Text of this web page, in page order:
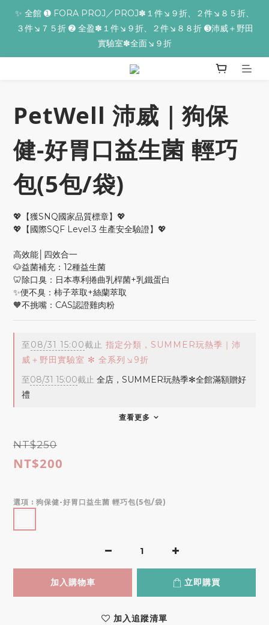
✨全館滿額贈 ➊滿９９９贈▸海葡萄蘆薈補水面膜 ➋滿１９９９贈▸
零油光UV防曬乳 ➌滿３２９９贈▸保濕亮顏卸妝膏
✨ 全館 ➊ FORA PROJ／PROJ✽１件↘９折、２件↘８５折、
３件↘７５折 ➋ 全盈✽１件↘９折、２件↘８８折 ➌沛威＋野田
實驗室✽全面↘９折
📢【反詐騙聲明】iseecare不會要求客戶提供銀行資料，或是操作
零油光UV防曬乳 ➌滿３２９９贈▸保濕亮顏卸妝膏
PetWell 沛威｜狗保
健-好胃口益生菌 輕巧
包(5包/袋)
💖【獲SNQ國家品質標章】💖
💖【國際SQF Level.3 生產安全驗證】💖
高效能│四效合一
🐶益菌補充：12種益生菌
🦷除口臭：日本專利捲曲乳桿菌+乳鐵蛋白
✨便不臭：柿子萃取+絲蘭萃取
🧡不挑嘴：CAS認證雞肉粉
至08/31 15:00截止 指定分類，SUMMER玩熱季｜沛
威＋野田實驗室 ✻ 全系列↘9折
至08/31 15:00截止 全店，SUMMER玩熱季✻全館滿額贈好
禮
查看更多
NT$250
NT$200
選項 : 狗保健-好胃口益生菌 輕巧包(5包/袋)
加入購物車 立即購買
加入追蹤清單